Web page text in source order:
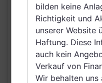
bilden keine
Richtigkeit und
unserer Website
Haftung. Diese
auch kein
Verkauf von
Wir behalten uns